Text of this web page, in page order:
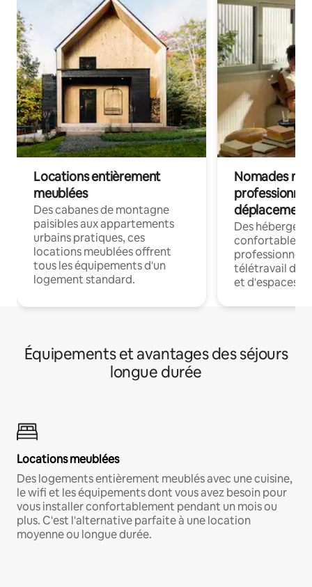
Locations entièrement
meublées
Des cabanes de montagne
paisibles aux appartements
urbains pratiques, ces
locations meublées offrent
tous les équipements d'un
logement standard.
Nomades
déplacement
Des
confortables
professionnels
télétravail
et d'espaces
Équipements et avantages des séjours
longue durée
Locations meublées
Des logements entièrement meublés avec une cuisine,
le wifi et les équipements dont vous avez besoin pour
vous installer confortablement pendant un mois ou
plus. C'est l'alternative parfaite à une location
moyenne ou longue durée.